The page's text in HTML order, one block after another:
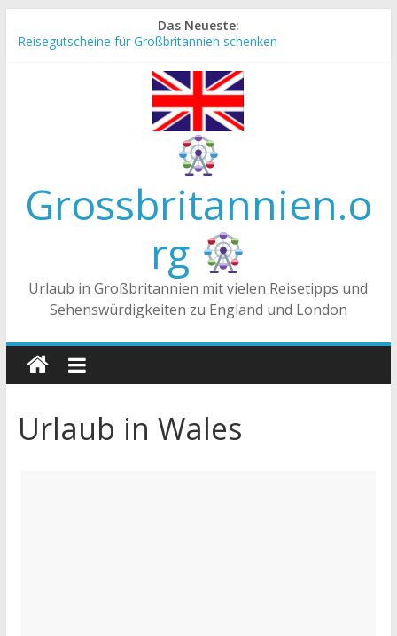
Inhalt
Das Neueste:
Reisegutscheine für Großbritannien schenken
Die Unterschiede zwischen Vereinigtes Königreich,
Großbritannien und England
Tea-Time – Was wird in Großbritannien getrunken?
Grossbritannien.o
rg
Urlaub in Großbritannien mit vielen Reisetipps und
Sehenswürdigkeiten zu England und London
Urlaub in Wales